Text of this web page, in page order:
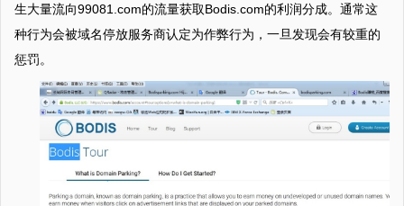
生大量流向99081.com的流量获取Bodis.com的利润分成。通常这
种行为会被域名停放服务商认定为作弊行为，一旦发现会有较重的
惩罚。